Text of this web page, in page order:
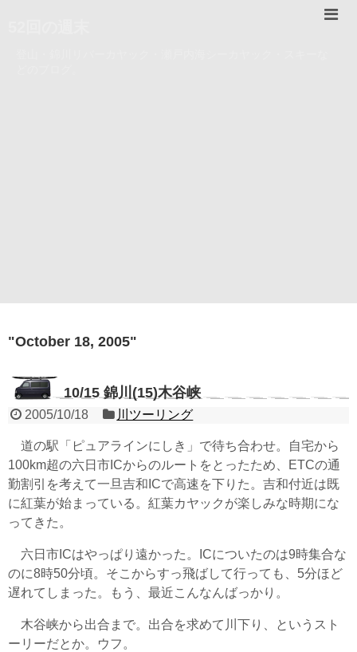
"October 18, 2005"
10/15 錦川(15)木谷峡
2005/10/18 川ツーリング
道の駅「ピュアラインにしき」で待ち合わせ。自宅から
100km超の六日市ICからのルートをとったため、ETCの通
勤割引を考えて一旦吉和ICで高速を下りた。吉和付近は既
に紅葉が始まっている。紅葉カヤックが楽しみな時期にな
ってきた。
六日市ICはやっぱり遠かった。ICについたのは9時集合な
のに8時50分頃。そこからすっ飛ばして行っても、5分ほど
遅れてしまった。もう、最近こんなんばっかり。
木谷峡から出合まで。出合を求めて川下り、というスト
ーリーだとか。ウフ。